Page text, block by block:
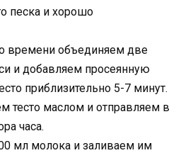
песка и хорошо
времени объединяем две
и добавляем просеянную
приблизительно 5-7 минут.
тесто маслом и отправляем в
часа.
мл молока и заливаем им